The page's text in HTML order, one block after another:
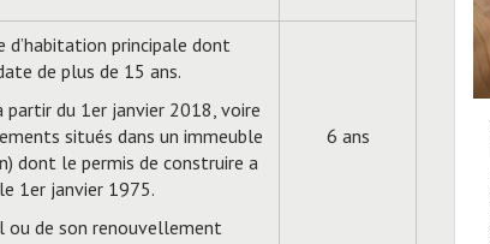
d’habitation principale dont
de plus de 15 ans.
du 1er janvier 2018, voire
situés dans un immeuble
dont le permis de construire a
1er janvier 1975.
ou de son renouvellement
6 ans